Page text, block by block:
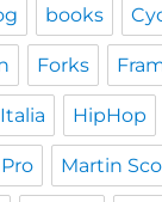
books
Forks
HipHop
Martin